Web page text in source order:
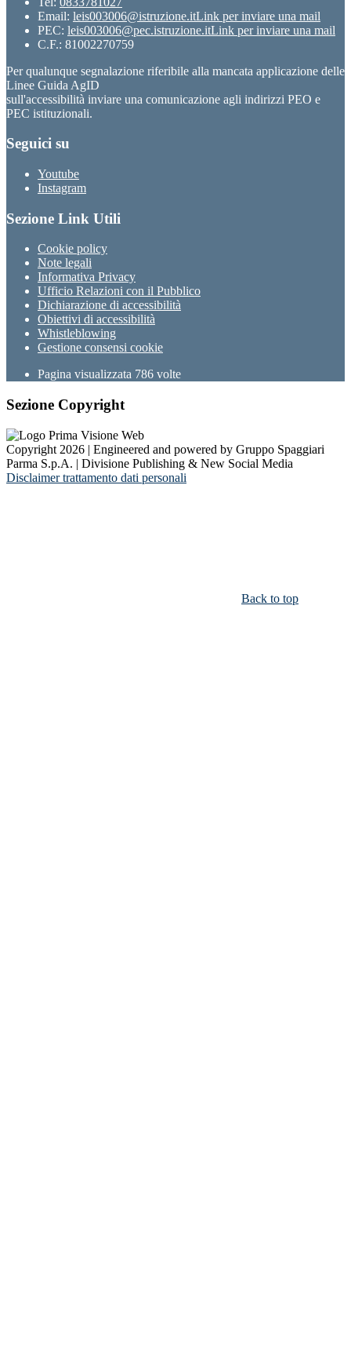
Email: leis003006@istruzione.itLink per inviare una mail
PEC: leis003006@pec.istruzione.itLink per inviare una mail
C.F.: 81002270759
Per qualunque segnalazione riferibile alla mancata applicazione delle
Linee Guida AgID
sull'accessibilità inviare una comunicazione agli indirizzi PEO e
PEC istituzionali.
Seguici su
Youtube
Instagram
Sezione Link Utili
Cookie policy
Note legali
Informativa Privacy
Ufficio Relazioni con il Pubblico
Dichiarazione di accessibilità
Obiettivi di accessibilità
Whistleblowing
Gestione consensi cookie
Pagina visualizzata 786 volte
Sezione Copyright
Copyright 2026 | Engineered and powered by Gruppo Spaggiari
Parma S.p.A. | Divisione Publishing & New Social Media
Disclaimer trattamento dati personali
Back to top